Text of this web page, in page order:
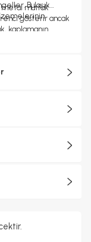
metal mutfak
gösterir ancak
kaplamanın
Bulaşık
plastik veya